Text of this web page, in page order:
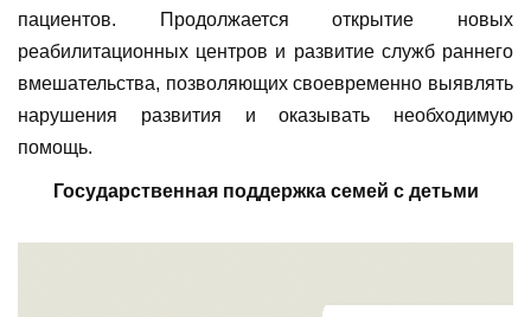
пациентов. Продолжается открытие новых
реабилитационных центров и развитие служб раннего
вмешательства, позволяющих своевременно выявлять
нарушения развития и оказывать необходимую
помощь.
Государственная поддержка семей с детьми